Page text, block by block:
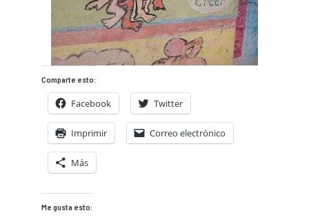
Comparte esto:
Facebook Twitter
Imprimir Correo electrónico
Más
Me gusta esto: